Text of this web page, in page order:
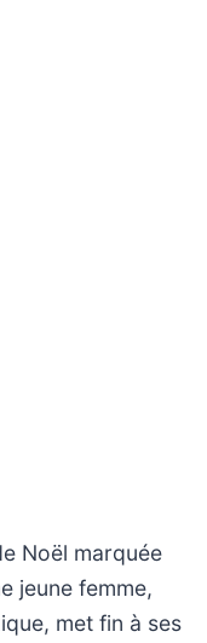
Noël marquée
jeune femme,
met fin à ses